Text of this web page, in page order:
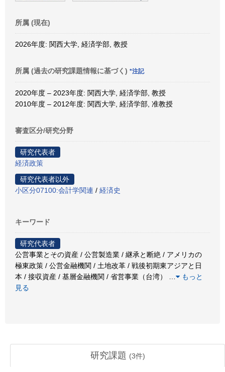
所属 (現在)
2026年度: 関西大学, 経済学部, 教授
所属 (過去の研究課題情報に基づく) *注記
2020年度 – 2023年度: 関西大学, 経済学部, 教授
2010年度 – 2012年度: 関西大学, 経済学部, 准教授
審査区分/研究分野
研究代表者
経済政策
研究代表者以外
小区分07100:会計学関連 / 経済史
キーワード
研究代表者
公営事業とその資産 / 公営製造業 / 継承と断絶 / アメリカの
極東政策 / 公営金融機関 / 土地改革 / 戦後初期東アジアと日
本 / 接収資産 / 基層金融機関 / 省営事業（台湾）
もっと
見る
研究課題 (3件)